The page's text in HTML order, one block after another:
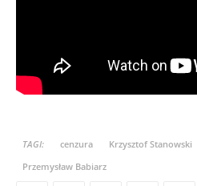
TAGI: cenzura Krzysztof Stanowski
Przemysław Babiarz